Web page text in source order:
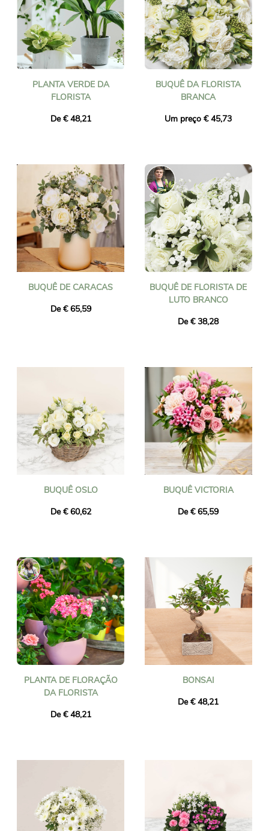
PLANTA VERDE DA
FLORISTA
De € 48,21
BUQUÊ DA FLORISTA
BRANCA
Um preço € 45,73
BUQUÊ DE CARACAS
De € 65,59
BUQUÊ DE FLORISTA DE
LUTO BRANCO
De € 38,28
BUQUÊ OSLO
De € 60,62
BUQUÊ VICTORIA
De € 65,59
PLANTA DE FLORAÇÃO
DA FLORISTA
De € 48,21
BONSAI
De € 48,21